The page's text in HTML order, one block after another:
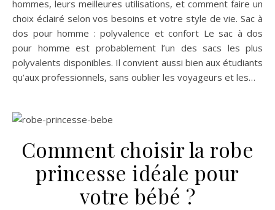
hommes, leurs meilleures utilisations, et comment faire un
choix éclairé selon vos besoins et votre style de vie. Sac à
dos pour homme : polyvalence et confort Le sac à dos
pour homme est probablement l’un des sacs les plus
polyvalents disponibles. Il convient aussi bien aux étudiants
qu’aux professionnels, sans oublier les voyageurs et les…
Comment choisir la robe
princesse idéale pour
votre bébé ?